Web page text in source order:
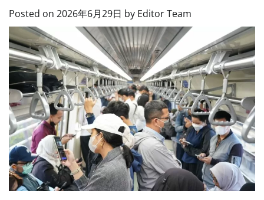
Posted on 2026年6月29日 by Editor Team